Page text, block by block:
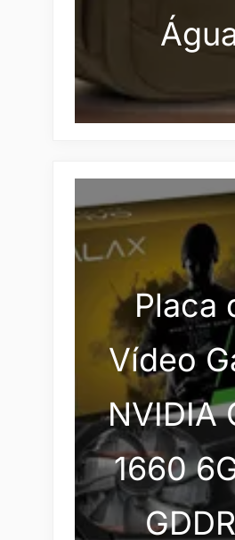
Placa
Vídeo
NVIDIA
1660